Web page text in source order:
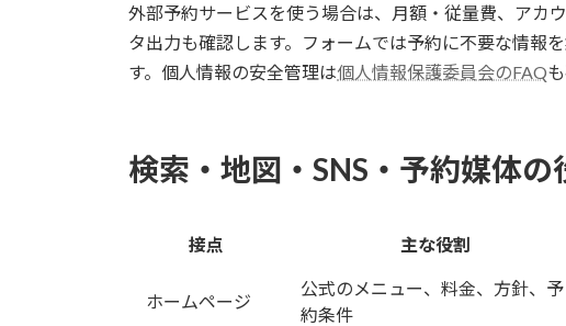
外部予約サービスを使う場合は、月額・従量費、アカ
タ出力も確認します。フォームでは予約に不要な情報
す。個人情報の安全管理は個人情報保護委員会のFAQ
検索・地図・SNS・予約媒体の
接点 主な役割
ホームページ
公式のメニュー、料金、方針、予
約条件